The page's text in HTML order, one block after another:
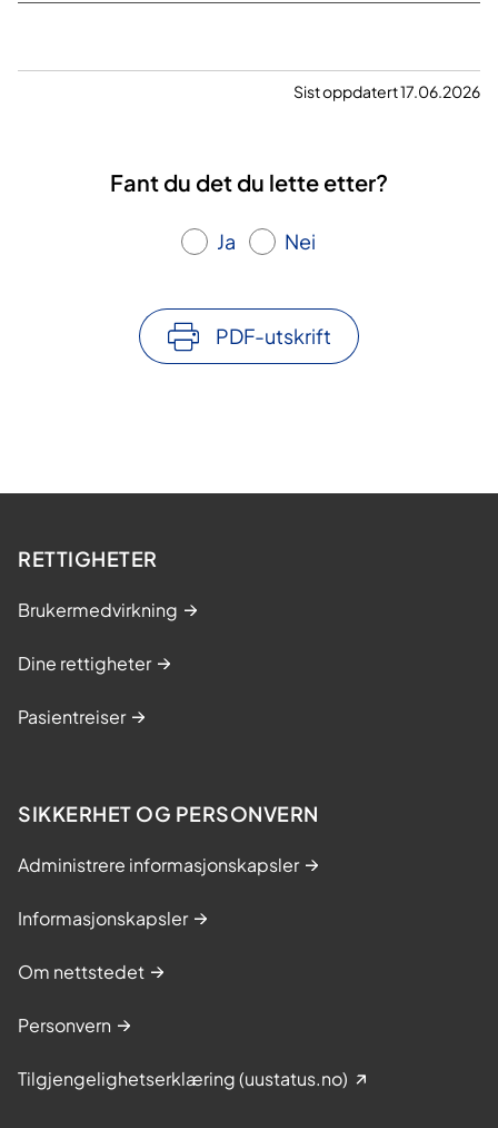
Sist oppdatert 17.06.2026
Fant du det du lette etter?
Ja Nei
PDF-utskrift
RETTIGHETER
Brukermedvirkning
Dine rettigheter
Pasientreiser
SIKKERHET OG PERSONVERN
Administrere informasjonskapsler
Informasjonskapsler
Om nettstedet
Personvern
Tilgjengelighetserklæring (uustatus.no)